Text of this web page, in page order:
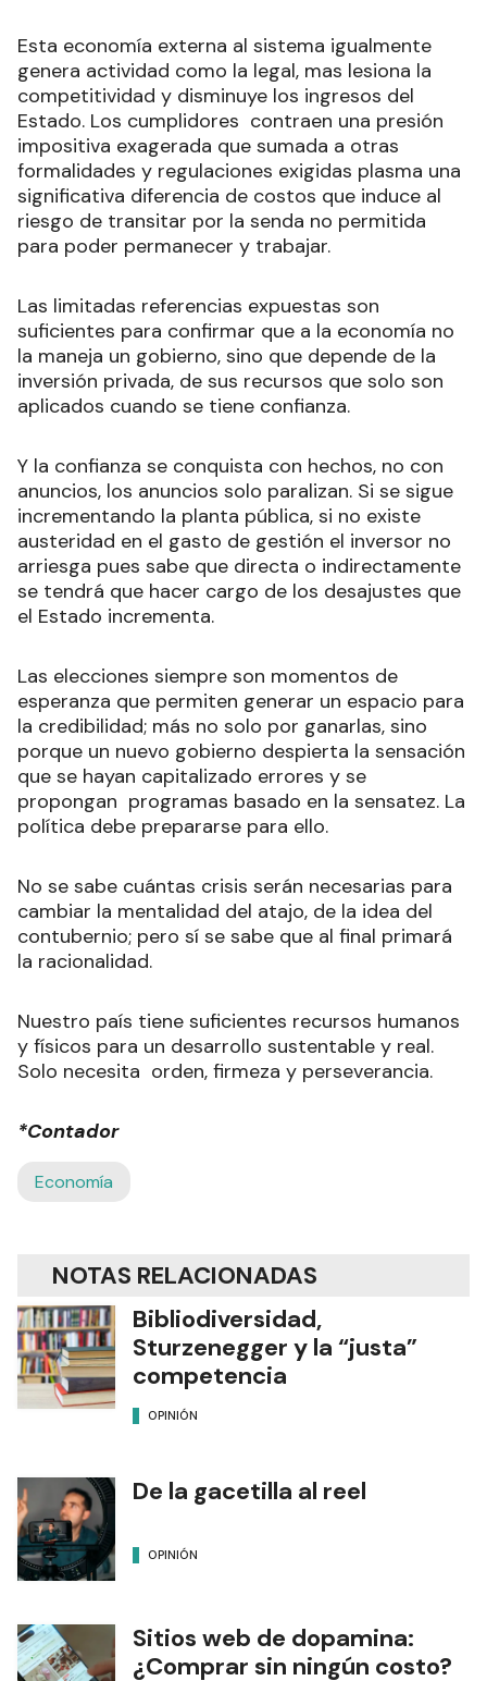
Esta economía externa al sistema igualmente
genera actividad como la legal, mas lesiona la
competitividad y disminuye los ingresos del
Estado. Los cumplidores contraen una presión
impositiva exagerada que sumada a otras
formalidades y regulaciones exigidas plasma una
significativa diferencia de costos que induce al
riesgo de transitar por la senda no permitida
para poder permanecer y trabajar.
Las limitadas referencias expuestas son
suficientes para confirmar que a la economía no
la maneja un gobierno, sino que depende de la
inversión privada, de sus recursos que solo son
aplicados cuando se tiene confianza.
Y la confianza se conquista con hechos, no con
anuncios, los anuncios solo paralizan. Si se sigue
incrementando la planta pública, si no existe
austeridad en el gasto de gestión el inversor no
arriesga pues sabe que directa o indirectamente
se tendrá que hacer cargo de los desajustes que
el Estado incrementa.
Las elecciones siempre son momentos de
esperanza que permiten generar un espacio para
la credibilidad; más no solo por ganarlas, sino
porque un nuevo gobierno despierta la sensación
que se hayan capitalizado errores y se
propongan programas basado en la sensatez. La
política debe prepararse para ello.
No se sabe cuántas crisis serán necesarias para
cambiar la mentalidad del atajo, de la idea del
contubernio; pero sí se sabe que al final primará
la racionalidad.
Nuestro país tiene suficientes recursos humanos
y físicos para un desarrollo sustentable y real.
Solo necesita orden, firmeza y perseverancia.
*Contador
Economía
NOTAS RELACIONADAS
Bibliodiversidad,
Sturzenegger y la “justa”
competencia
OPINIÓN
De la gacetilla al reel
OPINIÓN
Sitios web de dopamina:
¿Comprar sin ningún costo?